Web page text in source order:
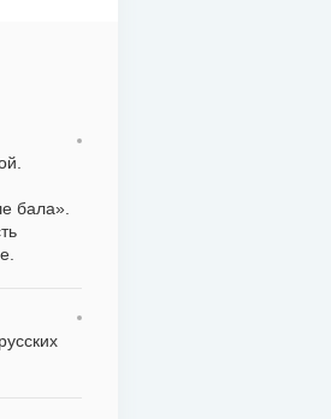
бала».